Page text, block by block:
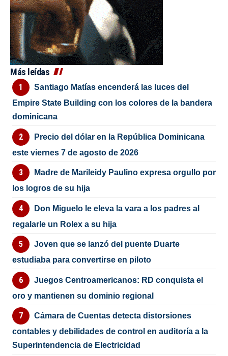
Más leídas
Santiago Matías encenderá las luces del
Empire State Building con los colores de la bandera
dominicana
Precio del dólar en la República Dominicana
este viernes 7 de agosto de 2026
Madre de Marileidy Paulino expresa orgullo por
los logros de su hija
Don Miguelo le eleva la vara a los padres al
regalarle un Rolex a su hija
Joven que se lanzó del puente Duarte
estudiaba para convertirse en piloto
Juegos Centroamericanos: RD conquista el
oro y mantienen su dominio regional
Cámara de Cuentas detecta distorsiones
contables y debilidades de control en auditoría a la
Superintendencia de Electricidad